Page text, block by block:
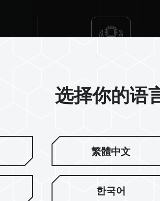
因应
选择你的语
繁體中文
한국어